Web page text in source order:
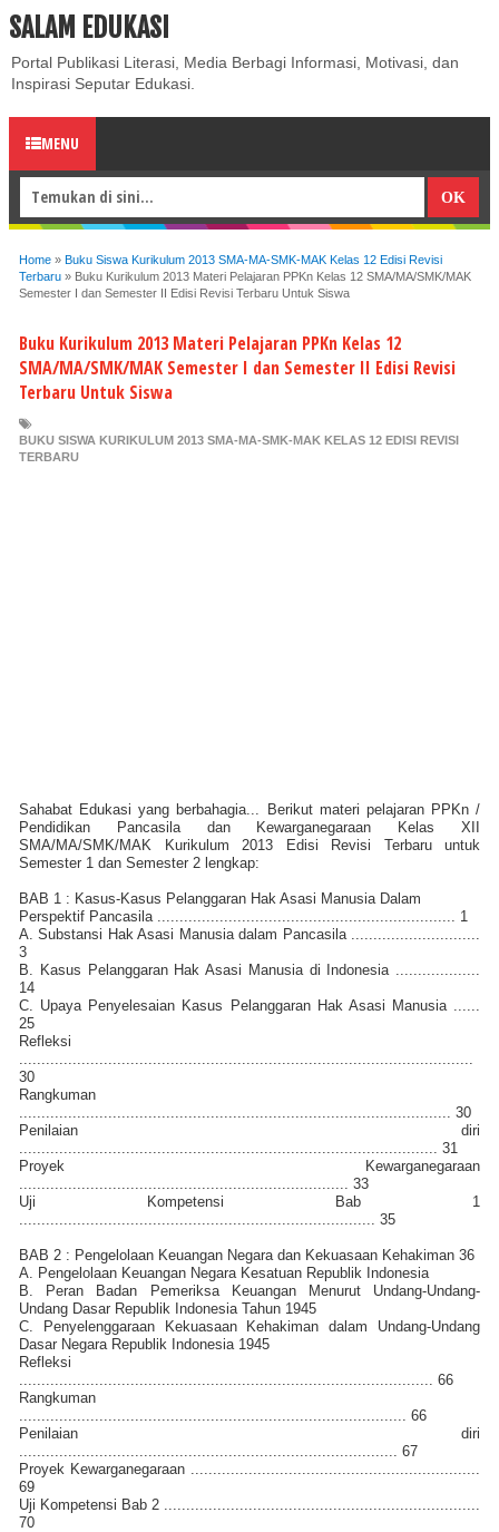
ABOUT CONTACT US
SALAM EDUKASI
Portal Publikasi Literasi, Media Berbagi Informasi, Motivasi, dan
Inspirasi Seputar Edukasi.
MENU
Home » Buku Siswa Kurikulum 2013 SMA-MA-SMK-MAK Kelas 12 Edisi Revisi
Terbaru » Buku Kurikulum 2013 Materi Pelajaran PPKn Kelas 12 SMA/MA/SMK/MAK
Semester I dan Semester II Edisi Revisi Terbaru Untuk Siswa
Buku Kurikulum 2013 Materi Pelajaran PPKn Kelas 12
SMA/MA/SMK/MAK Semester I dan Semester II Edisi Revisi
Terbaru Untuk Siswa
BUKU SISWA KURIKULUM 2013 SMA-MA-SMK-MAK KELAS 12 EDISI REVISI
TERBARU
Sahabat Edukasi yang berbahagia... Berikut materi pelajaran PPKn /
Pendidikan Pancasila dan Kewarganegaraan Kelas XII
SMA/MA/SMK/MAK Kurikulum 2013 Edisi Revisi Terbaru untuk
Semester 1 dan Semester 2 lengkap:
BAB 1 : Kasus-Kasus Pelanggaran Hak Asasi Manusia Dalam
Perspektif Pancasila ................................................................... 1
A. Substansi Hak Asasi Manusia dalam Pancasila .............................
3
B. Kasus Pelanggaran Hak Asasi Manusia di Indonesia ...................
14
C. Upaya Penyelesaian Kasus Pelanggaran Hak Asasi Manusia ......
25
Refleksi
30
Rangkuman
................................................................................................. 30
Penilaian diri
.............................................................................................. 31
Proyek Kewarganegaraan
.......................................................................... 33
Uji Kompetensi Bab 1
................................................................................ 35
BAB 2 : Pengelolaan Keuangan Negara dan Kekuasaan Kehakiman 36
A. Pengelolaan Keuangan Negara Kesatuan Republik Indonesia
B. Peran Badan Pemeriksa Keuangan Menurut Undang-Undang-
Undang Dasar Republik Indonesia Tahun 1945
C. Penyelenggaraan Kekuasaan Kehakiman dalam Undang-Undang
Dasar Negara Republik Indonesia 1945
Refleksi
............................................................................................. 66
Rangkuman
....................................................................................... 66
Penilaian diri
..................................................................................... 67
Proyek Kewarganegaraan .................................................................
69
Uji Kompetensi Bab 2 .......................................................................
70